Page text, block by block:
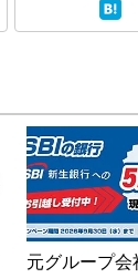
元グループ会